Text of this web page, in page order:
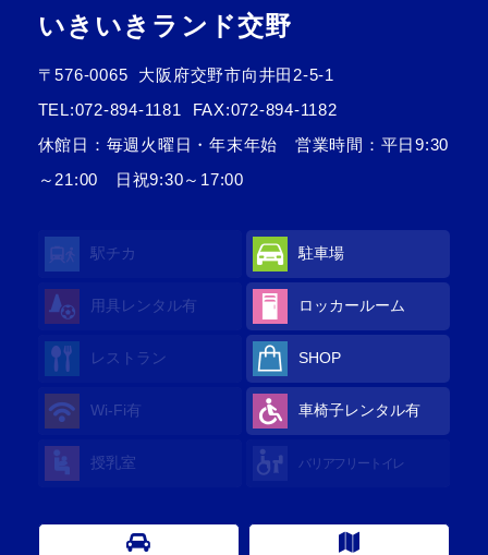
いきいきランド交野
〒576-0065
大阪府交野市向井田2-5-1
TEL:072-894-1181
FAX:072-894-1182
休館日：毎週火曜日・年末年始 営業時間：平日9:30
～21:00 日祝9:30～17:00
駅チカ 駐車場
用具レンタル有 ロッカールーム
レストラン SHOP
Wi-Fi有 車椅子レンタル有
授乳室 バリアフリートイレ